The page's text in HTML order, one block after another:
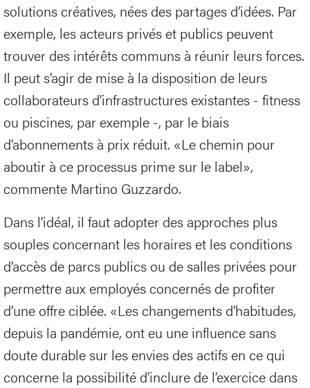
solutions créatives, nées des partages d’idées. Par
exemple, les acteurs privés et publics peuvent
trouver des intérêts communs à réunir leurs forces.
Il peut s’agir de mise à la disposition de leurs
collaborateurs d’infrastructures existantes - fitness
ou piscines, par exemple -, par le biais
d’abonnements à prix réduit. «Le chemin pour
aboutir à ce processus prime sur le label»,
commente Martino Guzzardo.
Dans l’idéal, il faut adopter des approches plus
souples concernant les horaires et les conditions
d’accès de parcs publics ou de salles privées pour
permettre aux employés concernés de profiter
d’une offre ciblée. «Les changements d’habitudes,
depuis la pandémie, ont eu une influence sans
doute durable sur les envies des actifs en ce qui
concerne la possibilité d’inclure de l’exercice dans